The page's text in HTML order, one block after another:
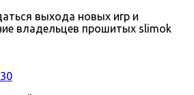
выхода новых игр и
владельцев прошитых slimok